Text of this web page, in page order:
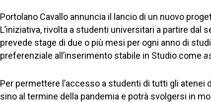
Portolano Cavallo annuncia il lancio di un nuovo
L’iniziativa, rivolta a studenti universitari a partire dal
prevede stage di due o più mesi per ogni anno di
preferenziale all’inserimento stabile in Studio come
Per permettere l’accesso a studenti di tutti gli atenei
sino al termine della pandemia e potrà svolgersi in